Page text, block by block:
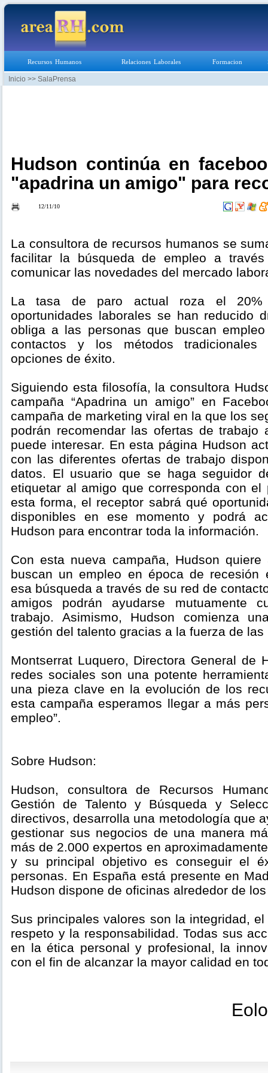
Recursos Humanos Relaciones Laborales Formacion
Inicio >> SalaPrensa
Hudson continúa en
"apadrina un amigo" para
12/11/10
La consultora de recursos humanos se
facilitar la búsqueda de empleo a
comunicar las novedades del mercado
La tasa de paro actual roza el
oportunidades laborales se han reducido
obliga a las personas que buscan
contactos y los métodos tradicionales
opciones de éxito.
Siguiendo esta filosofía, la consultora
campaña “Apadrina un amigo” en
campaña de marketing viral en la que los
podrán recomendar las ofertas de trabajo
puede interesar. En esta página Hudson
con las diferentes ofertas de trabajo
datos. El usuario que se haga seguidor
etiquetar al amigo que corresponda con el
esta forma, el receptor sabrá qué
disponibles en ese momento y podrá
Hudson para encontrar toda la información.
Con esta nueva campaña, Hudson
buscan un empleo en época de recesión
esa búsqueda a través de su red de
amigos podrán ayudarse mutuamente
trabajo. Asimismo, Hudson comienza
gestión del talento gracias a la fuerza de
Montserrat Luquero, Directora General de
redes sociales son una potente
una pieza clave en la evolución de los
esta campaña esperamos llegar a más
empleo”.
Sobre Hudson:
Hudson, consultora de Recursos
Gestión de Talento y Búsqueda y
directivos, desarrolla una metodología que
gestionar sus negocios de una manera
más de 2.000 expertos en
y su principal objetivo es conseguir el
personas. En España está presente en
Hudson dispone de oficinas alrededor de
Sus principales valores son la integridad,
respeto y la responsabilidad. Todas sus
en la ética personal y profesional, la
con el fin de alcanzar la mayor calidad en